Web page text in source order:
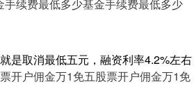
手续费最低多少基金手续费最低多少
是取消最低五元，融资利率4.2%左右
开户佣金万1免五股票开户佣金万1免